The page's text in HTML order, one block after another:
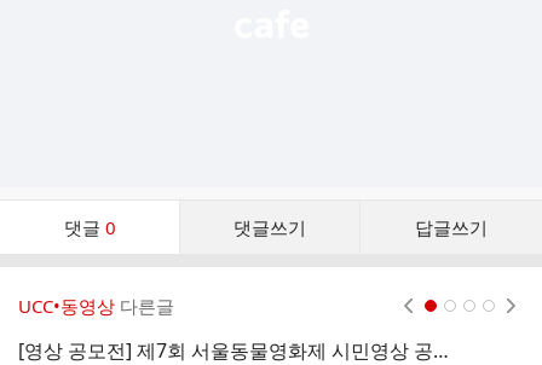
댓글 0 댓글쓰기 답글쓰기
댓
UCC•동영상 다른글
[영상 공모전] 제7회 서울동물영화제 시민영상 공모